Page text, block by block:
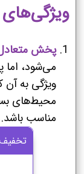
پخش
می‌شود،
ویژگی به آن
محیط‌های
مناسب باشد.